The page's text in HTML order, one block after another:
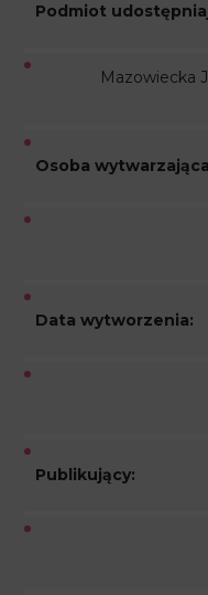
Podmiot
Mazowiecka
Osoba
Data wytworzenia:
Publikujący: